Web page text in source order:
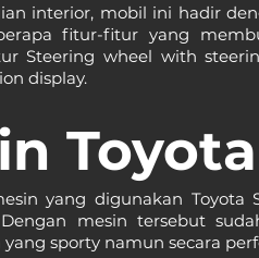
interior, mobil ini hadir
fitur-fitur yang
Steering wheel with
display.
yang digunakan
Dengan mesin tersebut
yang sporty namun secara